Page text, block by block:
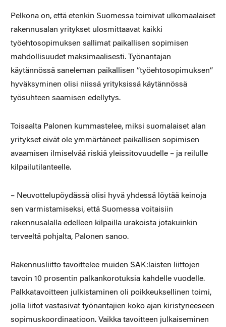
Pelkona on, että etenkin Suomessa toimivat ulkomaalaiset
rakennusalan yritykset ulosmittaavat kaikki
työehtosopimuksen sallimat paikallisen sopimisen
mahdollisuudet maksimaalisesti. Työnantajan
käytännössä saneleman paikallisen ”työehtosopimuksen”
hyväksyminen olisi niissä yrityksissä käytännössä
työsuhteen saamisen edellytys.
Toisaalta Palonen kummastelee, miksi suomalaiset alan
yritykset eivät ole ymmärtäneet paikallisen sopimisen
avaamisen ilmiselvää riskiä yleissitovuudelle – ja reilulle
kilpailutilanteelle.
– Neuvottelupöydässä olisi hyvä yhdessä löytää keinoja
sen varmistamiseksi, että Suomessa voitaisiin
rakennusalalla edelleen kilpailla urakoista jotakuinkin
terveeltä pohjalta, Palonen sanoo.
Rakennusliitto tavoittelee muiden SAK:laisten liittojen
tavoin 10 prosentin palkankorotuksia kahdelle vuodelle.
Palkkatavoitteen julkistaminen oli poikkeuksellinen toimi,
jolla liitot vastasivat työnantajien koko ajan kiristyneeseen
sopimuskoordinaatioon. Vaikka tavoitteen julkaiseminen